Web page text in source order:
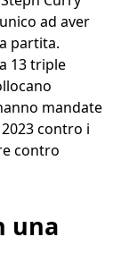
ad aver
partita.
13 triple
mandate
contro i
contro
una